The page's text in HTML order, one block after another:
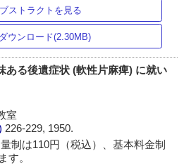
ストラクトを見る
ウンロード(2.30MB)
ある後遺症状 (軟性片麻痺) に就い
室
226-229, 1950.
制は110円（税込）、基本料金制
す。